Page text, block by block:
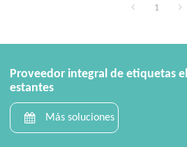
1
Proveedor integral de etiquetas
estantes
Más soluciones